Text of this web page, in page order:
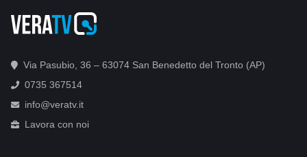
Via Pasubio, 36 – 63074 San Benedetto del Tronto (AP)
0735 367514
info@veratv.it
Lavora con noi